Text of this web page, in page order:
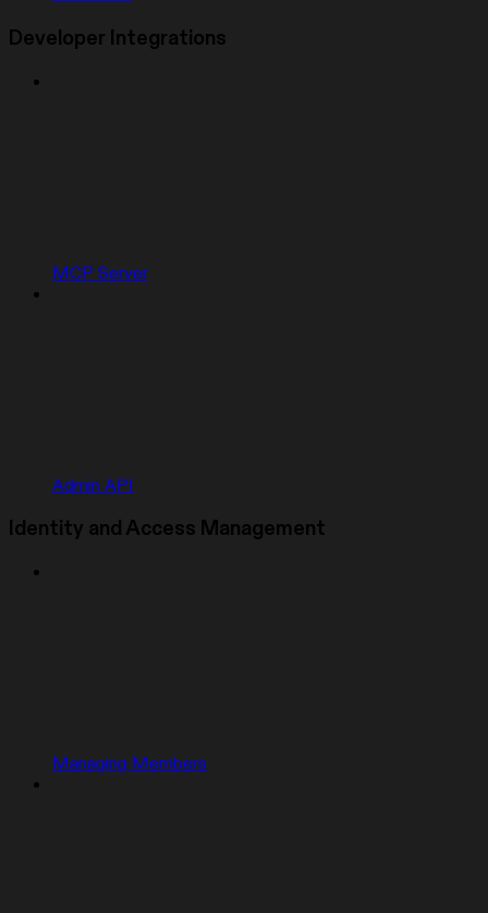
Developer Integrations
MCP Server
Admin API
Identity and Access Management
Managing Members